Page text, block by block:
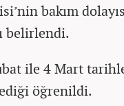
bakım
belirlendi.
ile 4 Mart
öğrenildi.